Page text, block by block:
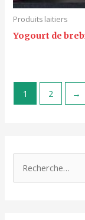
Produits laitiers
Yogourt de
1 2 →